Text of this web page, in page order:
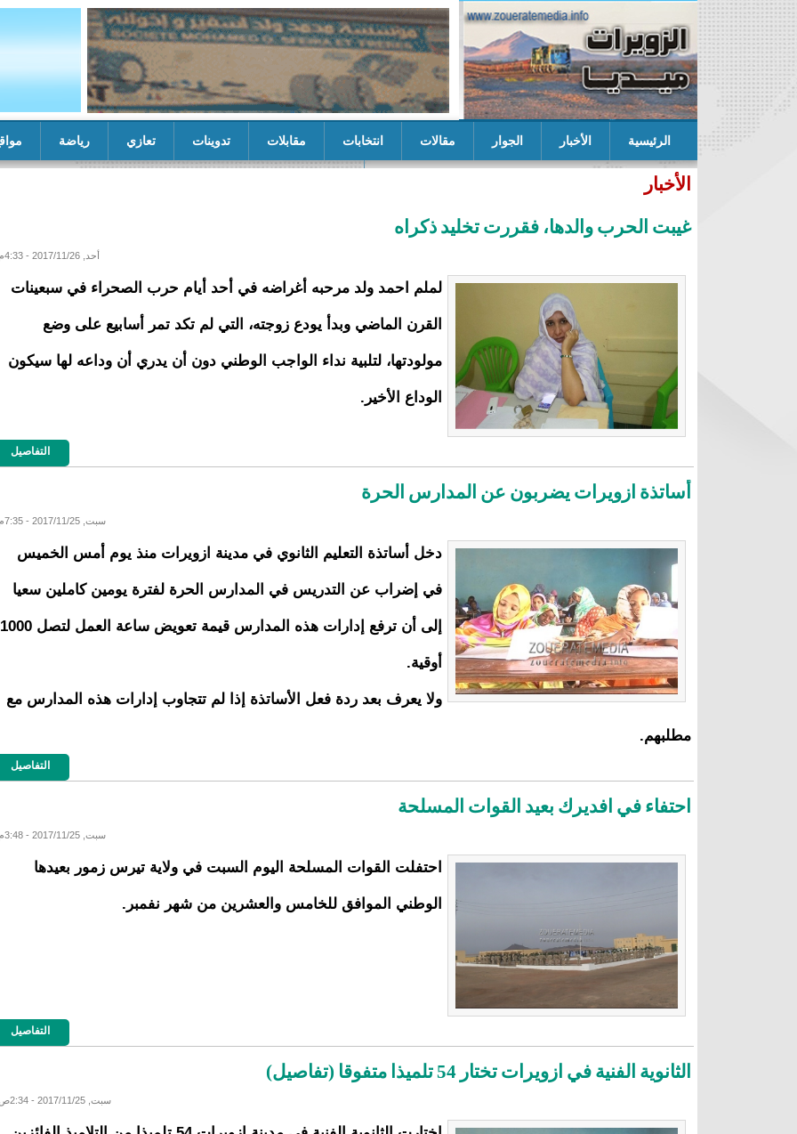
الرئيسية الأخبار الجوار مقالات انتخابات مقابلات تدوينات تعازي رياضة
ب التكتل يعلن عن لائحته المرشحة للنيابيات في ازويرات مستشار والي تيرس زمور يشرف على تسلم منشآت خدمية من
الأخبار
غيبت الحرب والدها، فقررت تخليد ذكراه
أحد, 2017/11/26 - 4:33م
لملم احمد ولد مرحبه أغراضه في أحد أيام حرب الصحراء في سبعينات
القرن الماضي وبدأ يودع زوجته، التي لم تكد تمر أسابيع على وضع
مولودتها، لتلبية نداء الواجب الوطني دون أن يدري أن وداعه لها سيكون
الوداع الأخير.
التفاصيل
أساتذة ازويرات يضربون عن المدارس الحرة
سبت, 2017/11/25 - 7:35م
دخل أساتذة التعليم الثانوي في مدينة ازويرات منذ يوم أمس الخميس
في إضراب عن التدريس في المدارس الحرة لفترة يومين كاملين سعيا
إلى أن ترفع إدارات هذه المدارس قيمة تعويض ساعة العمل لتصل 1000
أوقية.
ولا يعرف بعد ردة فعل الأساتذة إذا لم تتجاوب إدارات هذه المدارس مع
مطلبهم.
التفاصيل
احتفاء في افديرك بعيد القوات المسلحة
سبت, 2017/11/25 - 3:48م
احتفلت القوات المسلحة اليوم السبت في ولاية تيرس زمور بعيدها
الوطني الموافق للخامس والعشرين من شهر نفمبر.
التفاصيل
الثانوية الفنية في ازويرات تختار 54 تلميذا متفوقا (تفاصيل)
سبت, 2017/11/25 - 2:34ص